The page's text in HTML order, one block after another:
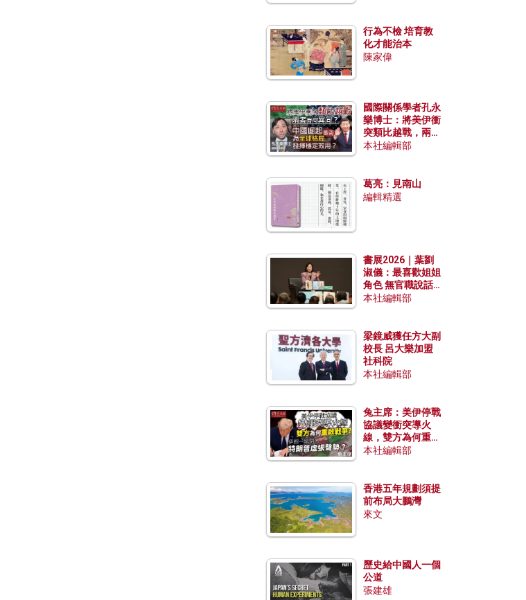
行為不檢 培育教
化才能治本
陳家偉
國際關係學者孔永
樂博士：將美伊衝
突類比越戰，兩者
有何異同？中國崛
本社編輯部
葛亮：見南山
編輯精選
書展2026｜葉劉
淑儀：最喜歡姐姐
角色 無官職說話
包袱少
本社編輯部
梁鏡威獲任方大副
校長 呂大樂加盟
社科院
本社編輯部
兔主席：美伊停戰
協議變衝突導火
線，雙方為何重啟
戰爭？伊朗一早洞
本社編輯部
香港五年規劃須提
前布局大鵬灣
來文
歷史給中國人一個
公道
張建雄